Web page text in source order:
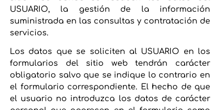
USUARIO, la gestión de la información
suministrada en las consultas y contratación de
servicios.
Los datos que se soliciten al USUARIO en los
formularios del sitio web tendrán carácter
obligatorio salvo que se indique lo contrario en
el formulario correspondiente. El hecho de que
el usuario no introduzca los datos de carácter